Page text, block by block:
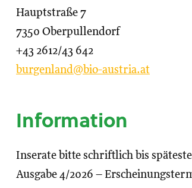
Hauptstraße 7
7350 Oberpullendorf
+43 2612/43 642
burgenland@bio-austria.at
Information
Inserate bitte schriftlich bis
Ausgabe 4/2026 –